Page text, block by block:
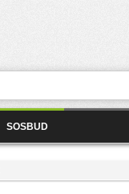
SOSBUD